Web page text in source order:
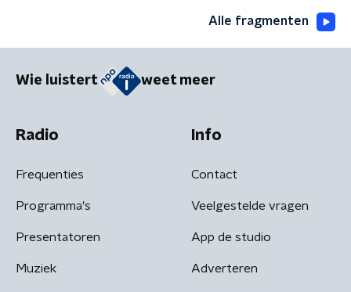
Alle fragmenten
Wie luistert weet meer
Radio
Frequenties
Programma's
Presentatoren
Muziek
Info
Contact
Veelgestelde vragen
App de studio
Adverteren